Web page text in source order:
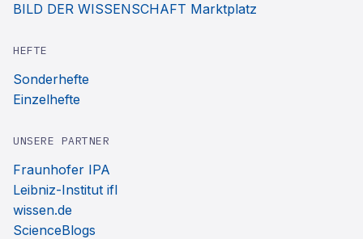
BILD DER WISSENSCHAFT Marktplatz
HEFTE
Sonderhefte
Einzelhefte
UNSERE PARTNER
Fraunhofer IPA
Leibniz-Institut ifl
wissen.de
ScienceBlogs